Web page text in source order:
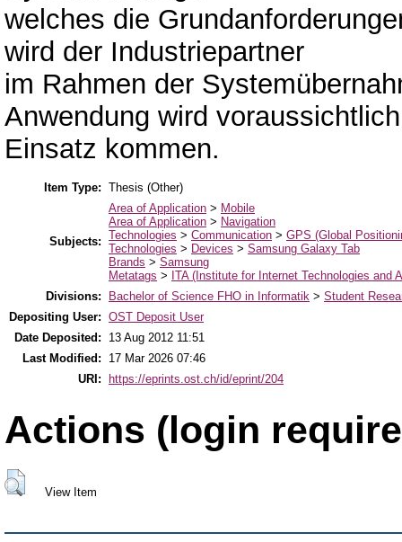
welches die
wird der Industriepartner
im Rahmen der
Anwendung wird
Einsatz kommen.
Item Type: Thesis (Other)
Subjects:
Area of Application > Mobile
Area of Application > Navigation
Technologies > Communication > GPS (Global
Technologies > Devices > Samsung Galaxy Tab
Brands > Samsung
Metatags > ITA (Institute for Internet Technologies and
Divisions:
Bachelor of Science FHO in Informatik > Student
Depositing User: OST Deposit User
Date Deposited:
13 Aug 2012 11:51
Last Modified:
17 Mar 2026 07:46
URI:
https://eprints.ost.ch/id/eprint/204
Actions (login
View Item